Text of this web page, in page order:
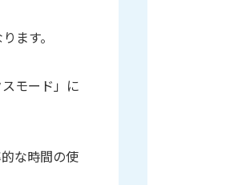
ます。
モード」に
な時間の使